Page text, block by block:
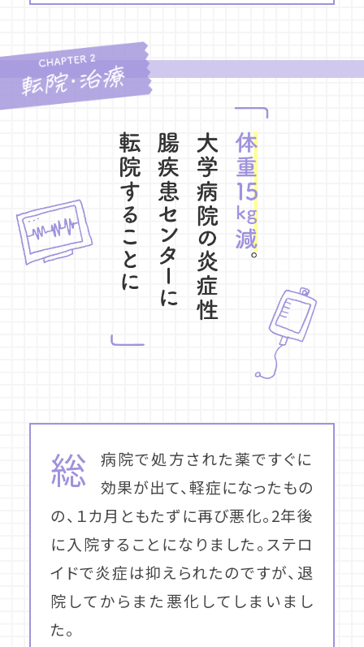
総
病院で処方された薬ですぐに
効果が出て、軽症になったもの
の、１カ月ともたずに再び悪化。2年後
に入院することになりました。ステロ
イドで炎症は抑えられたのですが、退
院してからまた悪化してしまいまし
た。